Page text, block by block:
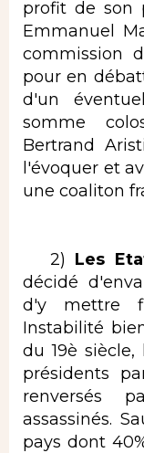
profit de son
Emmanuel
commission
pour en
d'un
somme
Bertrand
l'évoquer et
une coaliton
2) Les
décidé
d'y mettre
Instabilité
du 19è
présidents
renversés
assassinés.
pays dont